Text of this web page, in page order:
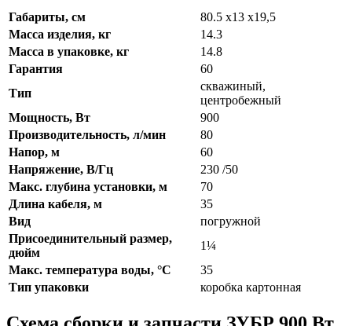
Габариты, см
80.5 х13 х19,5
Масса изделия, кг
14.3
Масса в упаковке, кг
14.8
Гарантия
60
Тип
скважиный,
центробежный
Мощность, Вт
900
Производительность, л/мин
80
Напор, м
60
Напряжение, В/Гц
230 /50
Макс. глубина установки, м
70
Длина кабеля, м
35
Вид
погружной
Присоединительный размер,
дюйм
1¼
Макс. температура воды, °C
35
Тип упаковки
коробка картонная